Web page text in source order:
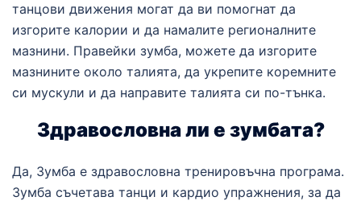
танцови движения могат да ви помогнат да
изгорите калории и да намалите регионалните
мазнини. Правейки зумба, можете да изгорите
мазнините около талията, да укрепите коремните
си мускули и да направите талията си по-тънка.
Здравословна ли е зумбата?
Да, Зумба е здравословна тренировъчна програма.
Зумба съчетава танци и кардио упражнения, за да